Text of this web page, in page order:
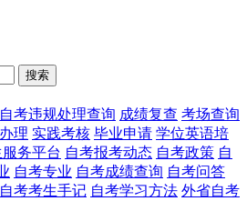
搜索
自考违规处理查询 成绩复查 考场查询
理 实践考核 毕业申请 学位英语培
务平台 自考报考动态 自考政策 自
自考专业 自考成绩查询 自考问答
自考考生手记 自考学习方法 外省自考